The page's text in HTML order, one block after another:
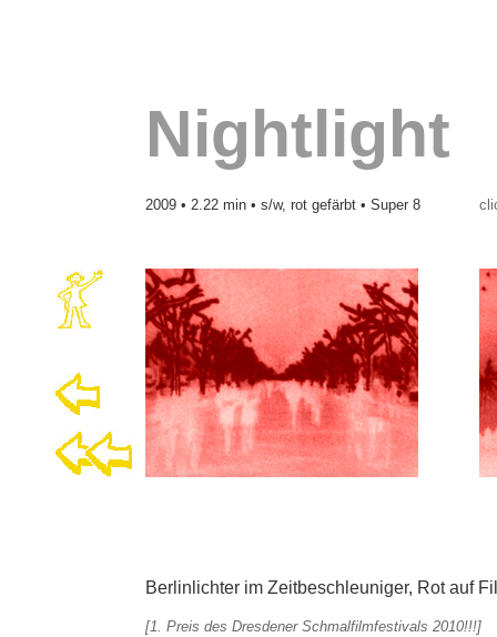
Nightlight
2009 • 2.22 min • s/w, rot gefärbt • Super 8
Berlinlichter im Zeitbeschleuniger, Rot auf
[1. Preis des Dresdener Schmalfilmfestivals 2010!!!]